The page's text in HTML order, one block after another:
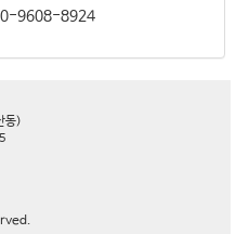
9608-8924
동)